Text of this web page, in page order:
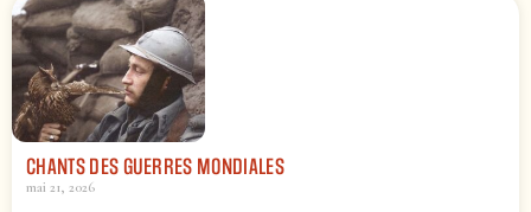
CHANTS DES GUERRES MONDIALES
mai 21, 2026